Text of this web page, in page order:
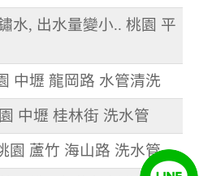
水, 出水量變小.. 桃園 平
中壢 龍岡路 水管清洗
中壢 桂林街 洗水管
園 蘆竹 海山路 洗水管